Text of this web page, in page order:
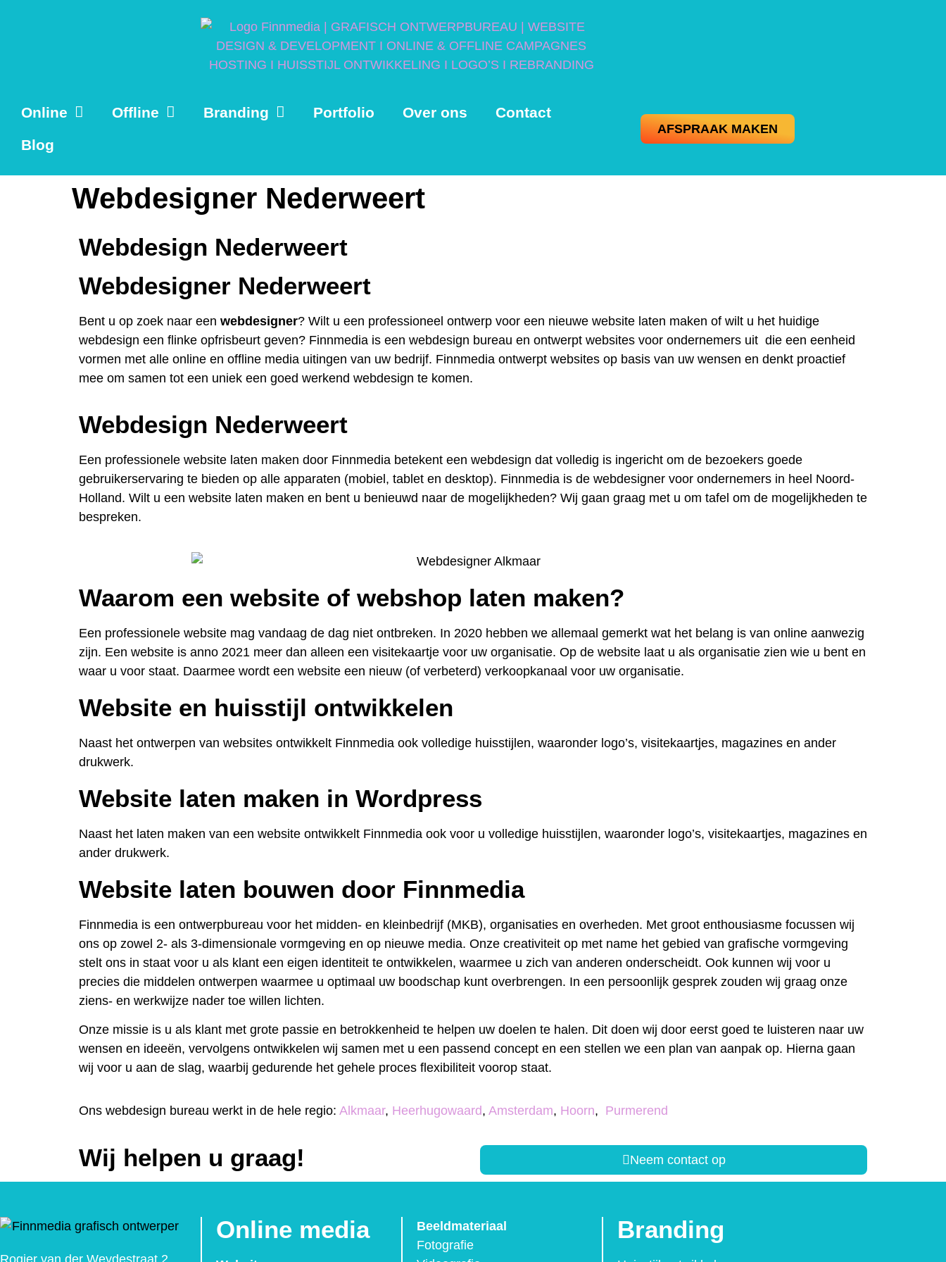
Online Offline Branding Portfolio Over ons Contact
Blog
AFSPRAAK MAKEN
Webdesigner Nederweert
Webdesign Nederweert
Webdesigner Nederweert
Bent u op zoek naar een webdesigner? Wilt u een professioneel ontwerp voor een nieuwe website laten maken of wilt u het huidige
webdesign een flinke opfrisbeurt geven? Finnmedia is een webdesign bureau en ontwerpt websites voor ondernemers uit die een eenheid
vormen met alle online en offline media uitingen van uw bedrijf. Finnmedia ontwerpt websites op basis van uw wensen en denkt proactief
mee om samen tot een uniek een goed werkend webdesign te komen.
Webdesign Nederweert
Een professionele website laten maken door Finnmedia betekent een webdesign dat volledig is ingericht om de bezoekers goede
gebruikerservaring te bieden op alle apparaten (mobiel, tablet en desktop). Finnmedia is de webdesigner voor ondernemers in heel Noord-
Holland. Wilt u een website laten maken en bent u benieuwd naar de mogelijkheden? Wij gaan graag met u om tafel om de mogelijkheden te
bespreken.
Waarom een website of webshop laten maken?
Een professionele website mag vandaag de dag niet ontbreken. In 2020 hebben we allemaal gemerkt wat het belang is van online aanwezig
zijn. Een website is anno 2021 meer dan alleen een visitekaartje voor uw organisatie. Op de website laat u als organisatie zien wie u bent en
waar u voor staat. Daarmee wordt een website een nieuw (of verbeterd) verkoopkanaal voor uw organisatie.
Website en huisstijl ontwikkelen
Naast het ontwerpen van websites ontwikkelt Finnmedia ook volledige huisstijlen, waaronder logo’s, visitekaartjes, magazines en ander
drukwerk.
Website laten maken in Wordpress
Naast het laten maken van een website ontwikkelt Finnmedia ook voor u volledige huisstijlen, waaronder logo’s, visitekaartjes, magazines en
ander drukwerk.
Website laten bouwen door Finnmedia
Finnmedia is een ontwerpbureau voor het midden- en kleinbedrijf (MKB), organisaties en overheden. Met groot enthousiasme focussen wij
ons op zowel 2- als 3-dimensionale vormgeving en op nieuwe media. Onze creativiteit op met name het gebied van grafische vormgeving
stelt ons in staat voor u als klant een eigen identiteit te ontwikkelen, waarmee u zich van anderen onderscheidt. Ook kunnen wij voor u
precies die middelen ontwerpen waarmee u optimaal uw boodschap kunt overbrengen. In een persoonlijk gesprek zouden wij graag onze
ziens- en werkwijze nader toe willen lichten.
Onze missie is u als klant met grote passie en betrokkenheid te helpen uw doelen te halen. Dit doen wij door eerst goed te luisteren naar uw
wensen en ideeën, vervolgens ontwikkelen wij samen met u een passend concept en een stellen we een plan van aanpak op. Hierna gaan
wij voor u aan de slag, waarbij gedurende het gehele proces flexibiliteit voorop staat.
Ons webdesign bureau werkt in de hele regio: Alkmaar, Heerhugowaard, Amsterdam, Hoorn, Purmerend
Wij helpen u graag! Neem contact op
Online media
Beeldmateriaal
Fotografie
Branding